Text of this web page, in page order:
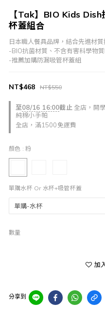
【Tak】BIO Kids
杯蓋組合
日本職人餐具品牌，結合先進材質
-BIO抗菌材質、不含有害科學物
-推薦加購防漏吸管杯蓋組
至08/16 16:00截止 全店，開
純棉小手帕
全店，滿1500免運費
NT$550
NT$468
顏色 : 粉
單購水杯 Or 水杯+吸管杯蓋
數量
加
分享到